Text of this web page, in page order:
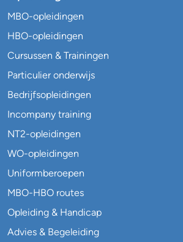
MBO-opleidingen
HBO-opleidingen
Cursussen & Trainingen
Particulier onderwijs
Bedrijfsopleidingen
Incompany training
NT2-opleidingen
WO-opleidingen
Uniformberoepen
MBO-HBO routes
Opleiding & Handicap
Advies & Begeleiding